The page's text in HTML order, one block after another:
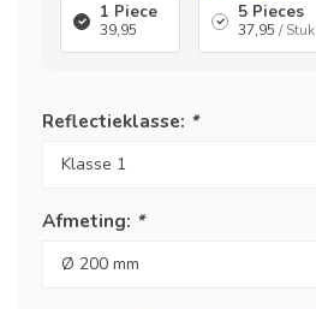
1 Piece
39,95
5 Pieces
37,95 / Stuk
Reflectieklasse: *
Afmeting: *